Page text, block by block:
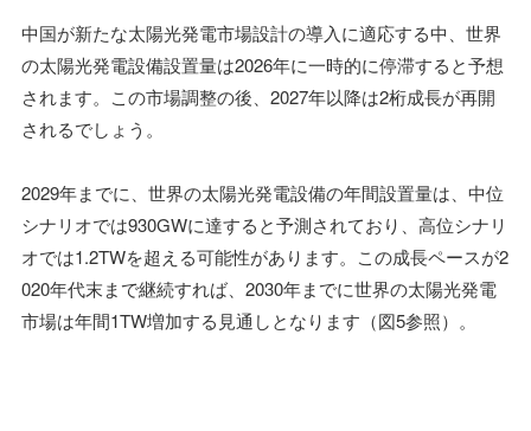
中国が新たな太陽光発電市場設計の導入に適応する中、世界
の太陽光発電設備設置量は2026年に一時的に停滞すると予想
されます。この市場調整の後、2027年以降は2桁成長が再開
されるでしょう。
2029年までに、世界の太陽光発電設備の年間設置量は、中位
シナリオでは930GWに達すると予測されており、高位シナリ
オでは1.2TWを超える可能性があります。この成長ペースが2
020年代末まで継続すれば、2030年までに世界の太陽光発電
市場は年間1TW増加する見通しとなります（図5参照）。